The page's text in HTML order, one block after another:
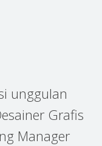
unggulan
Grafis
Manager